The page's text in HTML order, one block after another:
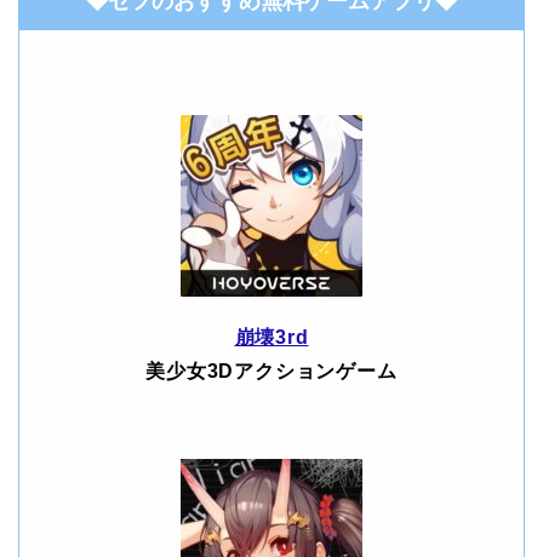
崩壊3rd
美少女3Dアクションゲーム